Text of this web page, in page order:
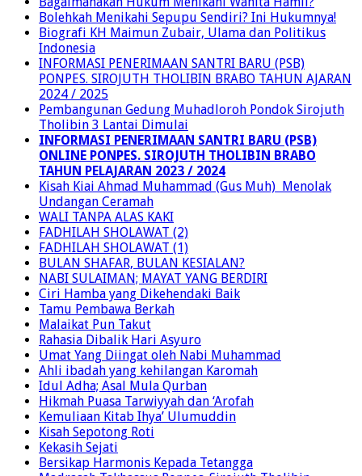
Bolehkah Menikahi Sepupu Sendiri? Ini Hukumnya!
Biografi KH Maimun Zubair, Ulama dan Politikus
Indonesia
INFORMASI PENERIMAAN SANTRI BARU (PSB)
PONPES. SIROJUTH THOLIBIN BRABO TAHUN AJARAN
2024 / 2025
Pembangunan Gedung Muhadloroh Pondok Sirojuth
Tholibin 3 Lantai Dimulai
INFORMASI PENERIMAAN SANTRI BARU (PSB)
ONLINE PONPES. SIROJUTH THOLIBIN BRABO
TAHUN PELAJARAN 2023 / 2024
Kisah Kiai Ahmad Muhammad (Gus Muh) Menolak
Undangan Ceramah
WALI TANPA ALAS KAKI
FADHILAH SHOLAWAT (2)
FADHILAH SHOLAWAT (1)
BULAN SHAFAR, BULAN KESIALAN?
NABI SULAIMAN; MAYAT YANG BERDIRI
Ciri Hamba yang Dikehendaki Baik
Tamu Pembawa Berkah
Malaikat Pun Takut
Rahasia Dibalik Hari Asyuro
Umat Yang Diingat oleh Nabi Muhammad
Ahli ibadah yang kehilangan Karomah
Idul Adha; Asal Mula Qurban
Hikmah Puasa Tarwiyyah dan ‘Arofah
Kemuliaan Kitab Ihya’ Ulumuddin
Kisah Sepotong Roti
Kekasih Sejati
Bersikap Harmonis Kepada Tetangga